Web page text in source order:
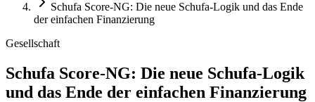
Schufa Score-NG: Die neue Schufa-Logik und das Ende
der einfachen Finanzierung
Gesellschaft
Schufa Score-NG: Die neue Schufa-Logik
und das Ende der einfachen Finanzierung